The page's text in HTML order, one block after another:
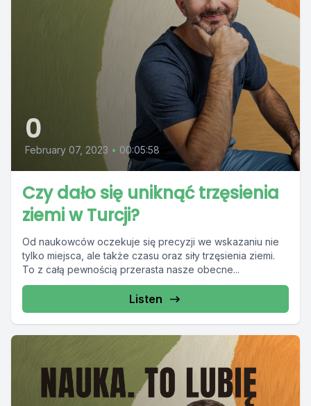
0
February 07, 2023 • 00:05:58
Czy dało się uniknąć trzęsienia
ziemi w Turcji?
Od naukowców oczekuje się precyzji we wskazaniu nie
tylko miejsca, ale także czasu oraz siły trzęsienia ziemi.
To z całą pewnością przerasta nasze obecne...
Listen